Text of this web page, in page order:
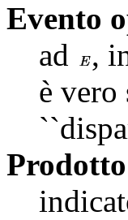
Evento
ad
,
è vero